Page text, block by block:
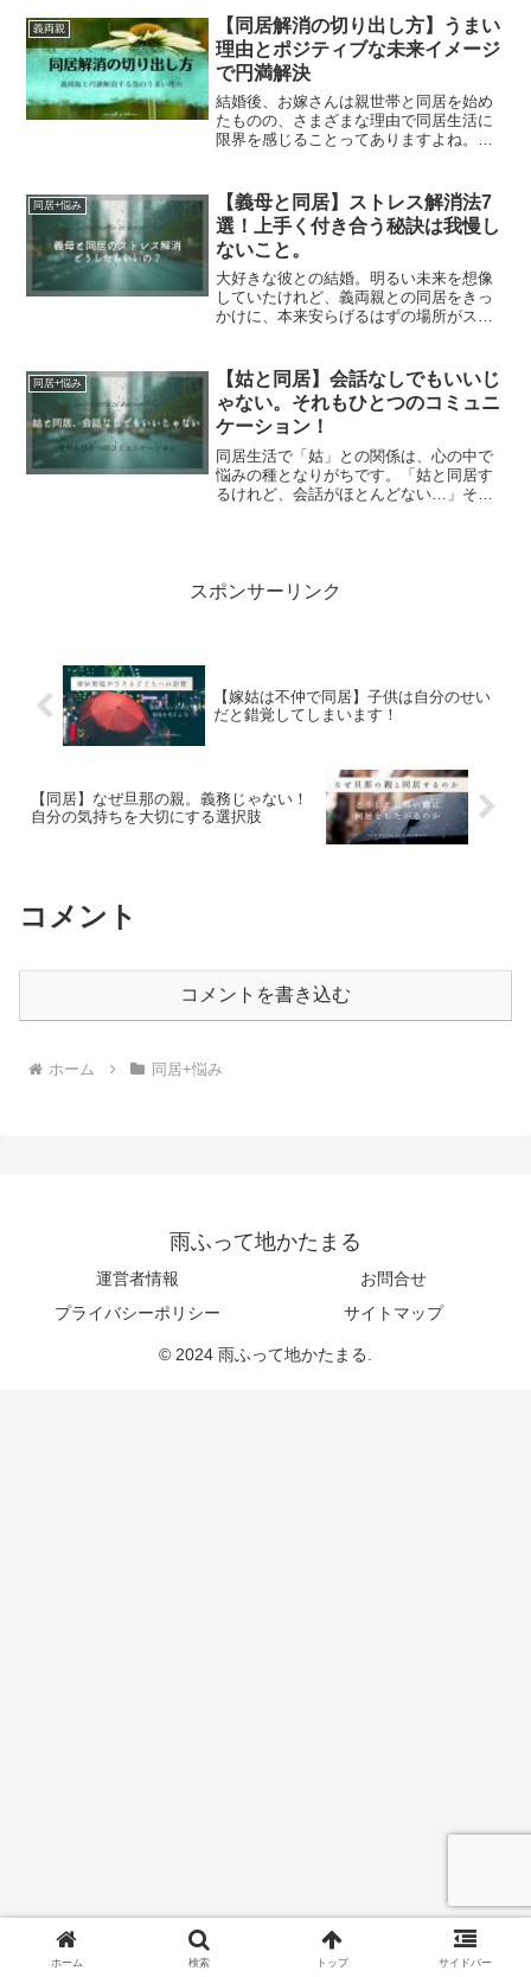
らい毎日。自分のペースで子育てできな
いイライラをこどもに当た...
義両親
【同居解消の切り出し方】うまい
理由とポジティブな未来イメージ
で円満解決
結婚後、お嫁さんは親世帯と同居を始め
たものの、さまざまな理由で同居生活に
限界を感じることってありますよね。義
そう感じたら、思い切って「同居解消」
を検討してみてもいいかも...
同居+悩み
【義母と同居】ストレス解消法7
選！上手く付き合う秘訣は我慢し
ないこと。
大好きな彼との結婚。明るい未来を想像
していたけれど、義両親との同居をきっ
かけに、本来安らげるはずの場所がスト
わかりあえるのか…いえ、毎日過ごすと
なると一筋縄ではいかない...
同居+悩み
【姑と同居】会話なしでもいいじ
ゃない。それもひとつのコミュニ
ケーション！
同居生活で「姑」との関係は、心の中で
悩みの種となりがちです。「姑と同居す
るけれど、会話がほとんどない…」そん
スポンサーリンク
【嫁姑は不仲で同居】子供は自分のせい
だと錯覚してしまいます！
【同居】なぜ旦那の親。義務じゃない！
自分の気持ちを大切にする選択肢
コメント
コメントを書き込む
ホーム 同居+悩み
雨ふって地かたまる
運営者情報
お問合せ
プライバシーポリシー
サイトマップ
© 2024 雨ふって地かたまる.
ホーム 検索 トップ サイドバー